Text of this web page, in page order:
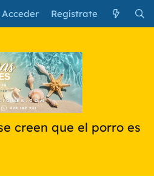
Acceder Regístrate
creen que el porro es